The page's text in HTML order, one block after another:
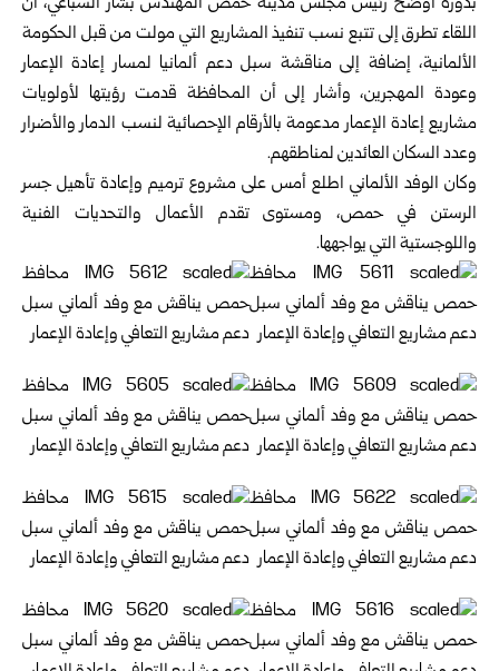
اللقاء تطرق إلى تتبع نسب تنفيذ المشاريع التي مولت من قبل الحكومة
الألمانية، إضافة إلى مناقشة سبل دعم ألمانيا لمسار إعادة الإعمار
وعودة المهجرين، وأشار إلى أن المحافظة قدمت رؤيتها لأولويات
مشاريع إعادة الإعمار مدعومة بالأرقام الإحصائية لنسب الدمار والأضرار
وعدد السكان العائدين لمناطقهم.
وكان الوفد الألماني اطلع أمس على مشروع ترميم وإعادة تأهيل جسر
الرستن في حمص، ومستوى تقدم الأعمال والتحديات الفنية
واللوجستية التي يواجهها.